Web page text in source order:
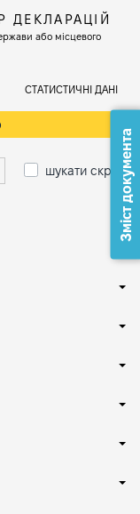
або місцевого
СТАТИСТИЧНІ ДАНІ
шукати скрізьЗміст документа